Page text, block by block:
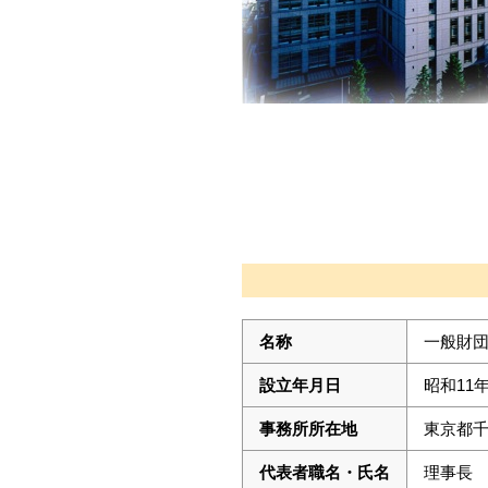
名称 一般財
設立年月日 昭和11
事務所所在地 東京都
代表者職名・氏名 理事長